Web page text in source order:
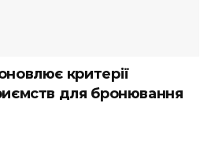
критерії
для бронювання